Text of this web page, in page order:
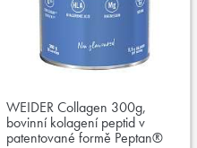
WEIDER Collagen 300g,
bovinní kolagení peptid v
patentované formě Peptan®